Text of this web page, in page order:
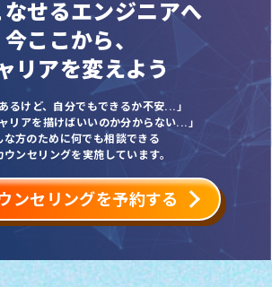
せるエンジニアへ
今ここから、
リアを変えよう
あるけど、自分でもできるか不安...」
リアを描けばいいのか分からない...」
な方のために何でも相談できる
ウンセリングを実施しています。
ンセリングを予約する